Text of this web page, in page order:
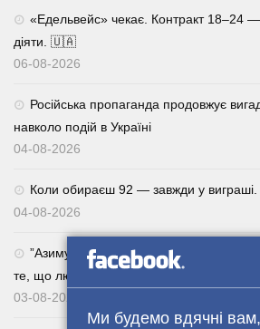
Ми будемо вдячні вам,
«Едельвейс» чекає. Контракт 18–24 —
діяти. 🇺🇦
06-08-2026
Російська пропаганда продовжує
навколо подій в Україні
04-08-2026
Коли обираєш 92 — завжди у
04-08-2026
⁨”Азимут”, головний сержант роти 47-
те, що люди все активніше повертаються
03-08-2026